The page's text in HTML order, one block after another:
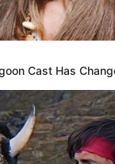
Cast Has